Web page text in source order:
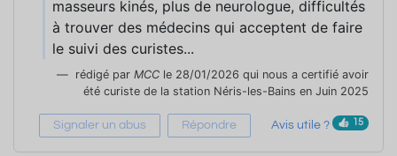
masseurs kinés, plus de neurologue, difficultés
à trouver des médecins qui acceptent de faire
le suivi des curistes...
rédigé par MCC le 28/01/2026 qui nous a certifié avoir
été curiste de la station Néris-les-Bains en Juin 2025
Signaler un abus Répondre Avis utile ? 15